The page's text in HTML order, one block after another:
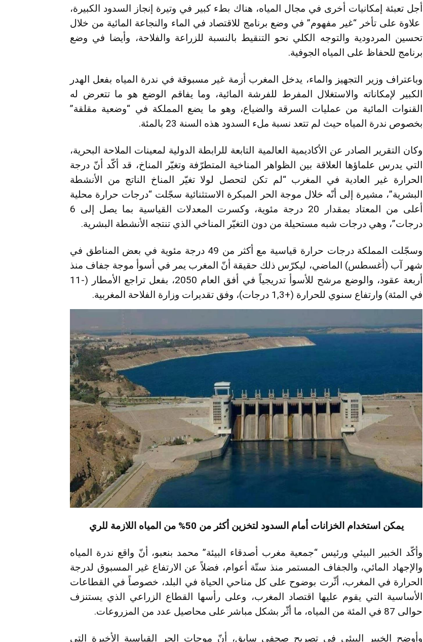
أجل تعبئة إمكانيات أخرى في مجال المياه، هناك بطء كبير في وتيرة إنجاز السدود الكبيرة،
علاوة على تأخر “غير مفهوم” في وضع برنامج للاقتصاد في الماء والنجاعة المائية من خلال
تحسين المردودية والتوجه الكلي نحو التنقيط بالنسبة للزراعة والفلاحة، وأيضا في وضع
برنامج للحفاظ على المياه الجوفية.
وباعتراف وزير التجهيز والماء، يدخل المغرب أزمة غير مسبوقة في ندرة المياه بفعل الهدر
الكبير لإمكاناته والاستغلال المفرط للفرشة المائية، وما يفاقم الوضع هو ما تتعرض له
القنوات المائية من عمليات السرقة والضياع، وهو ما يضع المملكة في “وضعية مقلقة”
بخصوص ندرة المياه حيث لم تتعد نسبة ملء السدود هذه السنة 23 بالمئة.
وكان التقرير الصادر عن الأكاديمية العالمية التابعة للرابطة الدولية لمعينات الملاحة البحرية،
التي يدرس علماؤها العلاقة بين الظواهر المناخية المتطرّفة وتغيّر المناخ، قد أكّد أنّ درجة
الحرارة غير العادية في المغرب “لم تكن لتحصل لولا تغيّر المناخ الناتج من الأنشطة
البشرية”، مشيرة إلى أنّه خلال موجة الحر المبكرة الاستثنائية سجّلت “درجات حرارة محلية
أعلى من المعتاد بمقدار 20 درجة مئوية، وكسرت المعدلات القياسية بما يصل إلى 6
درجات”، وهي درجات شبه مستحيلة من دون التغيّر المناخي الذي تنتجه الأنشطة البشرية.
وسجّلت المملكة درجات حرارة قياسية مع أكثر من 49 درجة مئوية في بعض المناطق في
شهر آب (أغسطس) الماضي، ليكرّس ذلك حقيقة أنّ المغرب يمر في أسوأ موجة جفاف منذ
أربعة عقود، والوضع مرشح للأسوأ تدريجياً في أفق العام 2050، بفعل تراجع الأمطار (-11
في المئة) وارتفاع سنوي للحرارة (+1,3 درجات)، وفق تقديرات وزارة الفلاحة المغربية.
يمكن استخدام الخزانات أمام السدود لتخزين أكثر من 50% من المياه اللازمة للري
وأكّد الخبير البيئي ورئيس “جمعية مغرب أصدقاء البيئة” محمد بنعبو، أنّ واقع ندرة المياه
والإجهاد المائي، والجفاف المستمر منذ ستّة أعوام، فضلاً عن الارتفاع غير المسبوق لدرجة
الحرارة في المغرب، أثّرت بوضوح على كل مناحي الحياة في البلد، خصوصاً في القطاعات
الأساسية التي يقوم عليها اقتصاد المغرب، وعلى رأسها القطاع الزراعي الذي يستنزف
حوالى 87 في المئة من المياه، ما أثّر بشكل مباشر على محاصيل عدد من المزروعات.
وأوضح الخبير البيئي في تصريح صحفي سابق، أنّ موجات الحر القياسية الأخيرة التي